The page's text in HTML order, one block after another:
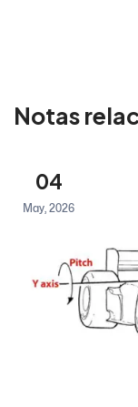
Notas
04
May, 2026